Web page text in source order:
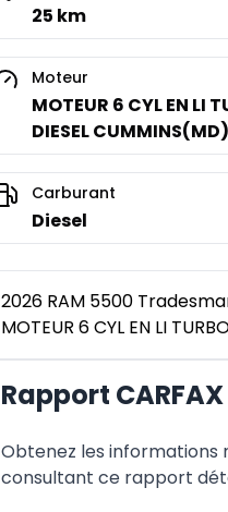
25 km
Moteur
MOTEUR 6 CYL EN LI
DIESEL
Carburant
Diesel
2026 RAM 5500
MOTEUR 6 CYL EN LI
Rapport
Obtenez les informations
consultant ce rapport